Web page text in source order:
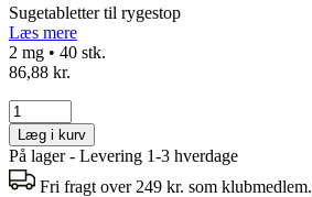
Sugetabletter til rygestop
Læs mere
2 mg • 40 stk.
86,88 kr.
Læg i kurv
På lager - Levering 1-3 hverdage
Fri fragt over 249 kr. som klubmedlem.